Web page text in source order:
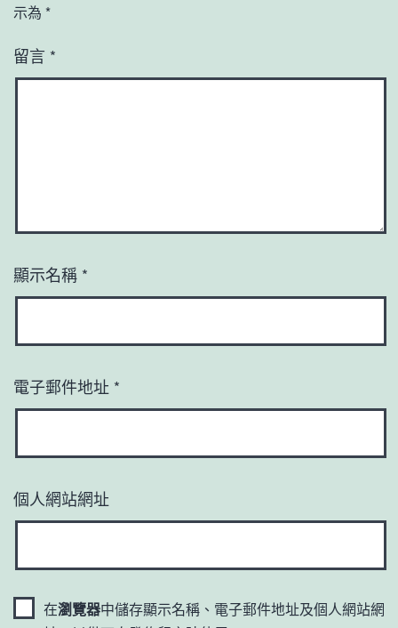
示為 *
留言 *
顯示名稱 *
電子郵件地址 *
個人網站網址
在瀏覽器中儲存顯示名稱、電子郵件地址及個人網站網